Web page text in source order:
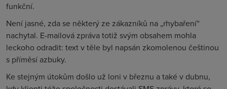
funkční.
Není jasné, zda se některý ze zákazníků na „rhybaření“
nachytal. E-mailová zpráva totiž svým obsahem mohla
leckoho odradit: text v těle byl napsán zkomolenou češtinou
s příměsí azbuky.
Ke stejným útokům došlo už loni v březnu a také v dubnu,